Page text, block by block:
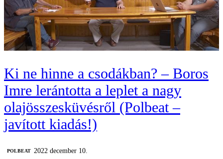
Ki ne hinne a csodákban? – Boros
Imre lerántotta a leplet a nagy
olajösszesküvésről (Polbeat –
javított kiadás!)
‎POLBEAT 2022 december 10.